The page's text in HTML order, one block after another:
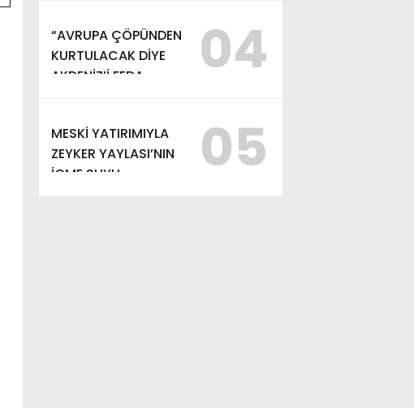
“AVRUPA ÇÖPÜNDEN
KURTULACAK DİYE
AKDENİZ’İ FEDA
04
MESKİ YATIRIMIYLA
ZEYKER YAYLASI’NIN
İÇME SUYU
05